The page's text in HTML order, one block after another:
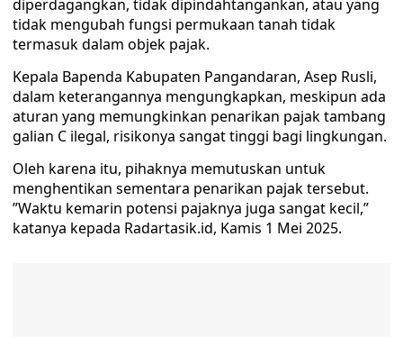
diperdagangkan, tidak dipindahtangankan, atau yang
tidak mengubah fungsi permukaan tanah tidak
termasuk dalam objek pajak.
Kepala Bapenda Kabupaten Pangandaran, Asep Rusli,
dalam keterangannya mengungkapkan, meskipun ada
aturan yang memungkinkan penarikan pajak tambang
galian C ilegal, risikonya sangat tinggi bagi lingkungan.
Oleh karena itu, pihaknya memutuskan untuk
menghentikan sementara penarikan pajak tersebut.
”Waktu kemarin potensi pajaknya juga sangat kecil,”
katanya kepada Radartasik.id, Kamis 1 Mei 2025.